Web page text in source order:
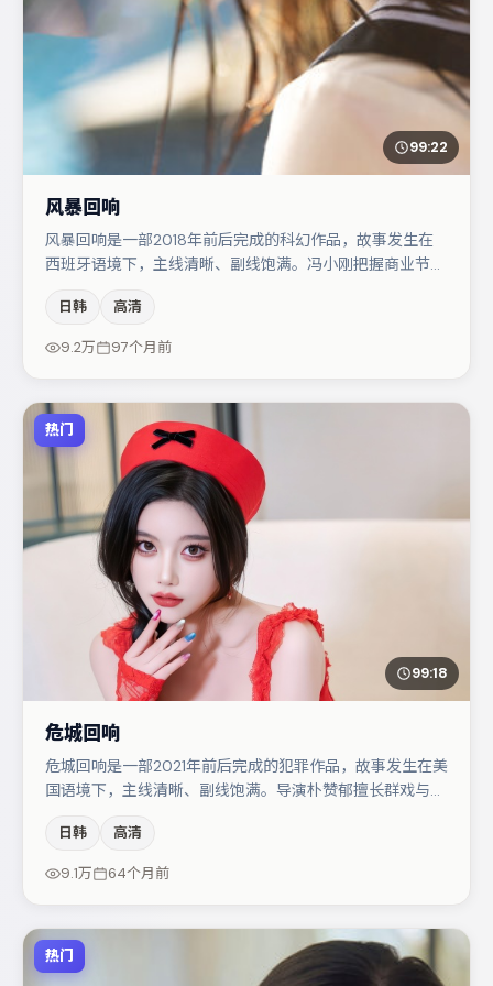
99:22
风暴回响
风暴回响是一部2018年前后完成的科幻作品，故事发生在
西班牙语境下，主线清晰、副线饱满。冯小刚把握商业节奏
枫与王景春的对手戏构成全片情感锚点，易烊千玺则以细节
塑造推动谜题层层揭开。若你偏爱强类型与清晰主线，这部
日韩 高清
9.2万 97个月前
热门
99:18
危城回响
危城回响是一部2021年前后完成的犯罪作品，故事发生在美
国语境下，主线清晰、副线饱满。导演朴赞郁擅长群戏与空
汐的对手戏构成全片情感锚点，汤唯则以细节塑造推动谜题
层层揭开。若你偏爱强类型与清晰主线，这部作品值得关
日韩 高清
9.1万 64个月前
热门